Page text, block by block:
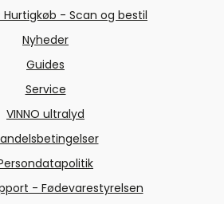
Hurtigkøb - Scan og bestil
Nyheder
Guides
Service
VINNO ultralyd
- Fødevarestyrelsen